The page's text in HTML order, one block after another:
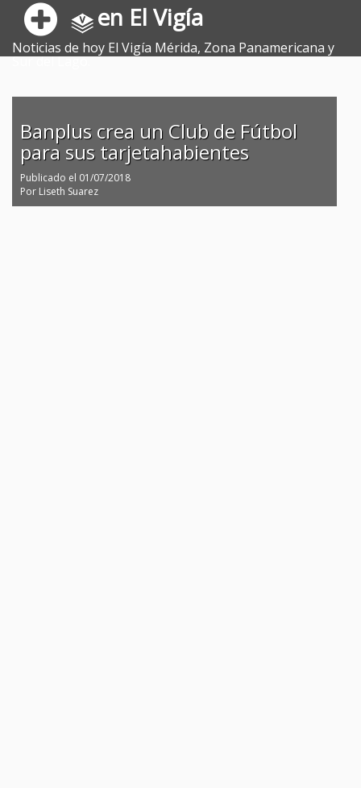
en El Vigía
Noticias de hoy El Vigía Mérida, Zona Panamericana y
Sur del Lago.
Banplus crea un Club de Fútbol
para sus tarjetahabientes
Publicado el 01/07/2018
Por Liseth Suarez